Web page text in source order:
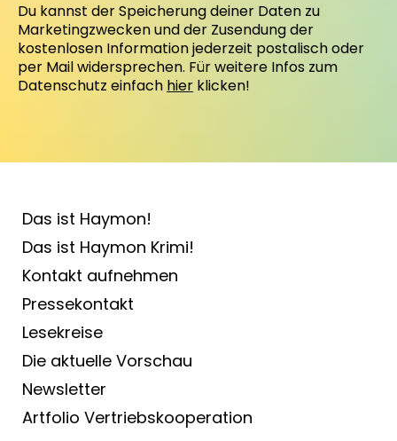
Du kannst der Speicherung deiner Daten zu
Marketingzwecken und der Zusendung der
kostenlosen Information jederzeit postalisch oder
per Mail widersprechen. Für weitere Infos zum
Datenschutz einfach hier klicken!
Das ist Haymon!
Das ist Haymon Krimi!
Kontakt aufnehmen
Pressekontakt
Lesekreise
Die aktuelle Vorschau
Newsletter
Artfolio Vertriebs­kooperation